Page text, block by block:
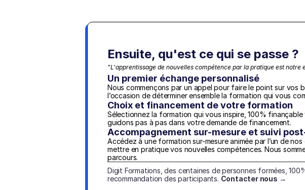
Ensuite, qu'est ce qui se passe ?
"L'apprentissage de nouvelles compétence par la pratique est notre
Un premier échange personnalisé
Nous commençons par un appel pour faire le point sur vos
l’occasion de déterminer ensemble la formation qui vous
Choix et financement de votre formation
Sélectionnez la formation qui vous inspire, 100% finançable
guidons pas à pas dans votre demande de financement.
Accompagnement sur-mesure et suivi
Accédez à une formation sur-mesure animée par l’un de
mettre en pratique vos nouvelles compétences. Nous
parcours.
Digit Formations, des centaines de personnes formées,
recommandation des participants. Contacter nous →